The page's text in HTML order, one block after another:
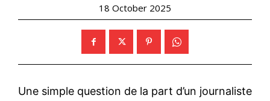
18 October 2025
Une simple question de la part d’un journaliste